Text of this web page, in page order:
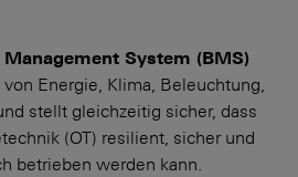
System (BMS)
Energie, Klima, Beleuchtung,
stellt gleichzeitig sicher, dass
(OT) resilient, sicher und
betrieben werden kann.